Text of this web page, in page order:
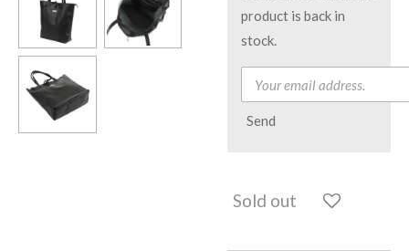
product is back in
stock.
Send
Sold out